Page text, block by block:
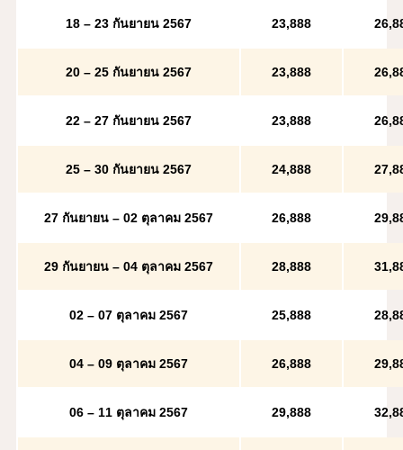
18 – 23 กันยายน 2567 23,888
20 – 25 กันยายน 2567 23,888
22 – 27 กันยายน 2567 23,888
25 – 30 กันยายน 2567 24,888
27 กันยายน – 02 ตุลาคม 2567 26,888
29 กันยายน – 04 ตุลาคม 2567 28,888 31
02 – 07 ตุลาคม 2567 25,888
04 – 09 ตุลาคม 2567 26,888
06 – 11 ตุลาคม 2567 29,888